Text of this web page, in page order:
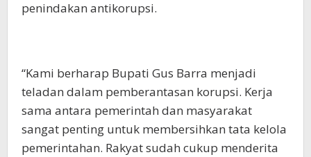
penindakan antikorupsi.
“Kami berharap Bupati Gus Barra menjadi
teladan dalam pemberantasan korupsi. Kerja
sama antara pemerintah dan masyarakat
sangat penting untuk membersihkan tata kelola
pemerintahan. Rakyat sudah cukup menderita